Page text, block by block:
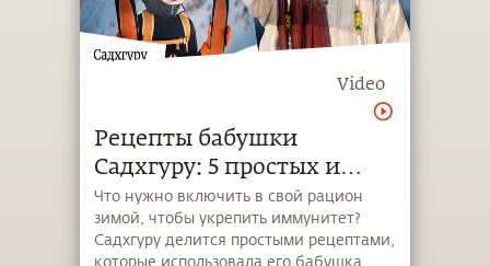
Video
Рецепты бабушки
Садхгуру: 5 простых и
вкусных способов защиты
от гриппа
Что нужно включить в свой рацион
зимой, чтобы укрепить иммунитет?
Садхгуру делится простыми рецептами,
которые использовала его бабушка.